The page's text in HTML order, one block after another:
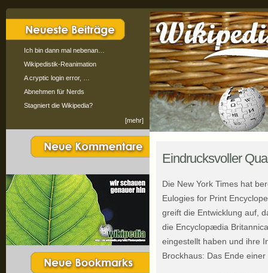
Ich bin dann mal nebenan…
Wikipedistik-Reanimation
A cryptic login error, …
Abnehmen für Nerds
Stagniert die Wikipedia?
[mehr]
Eindrucksvoller
Die New York Times hat
Eulogies for Print
greift die Entwicklung auf,
die Encyclopædia
eingestellt haben und ihre
Brockhaus: Das Ende